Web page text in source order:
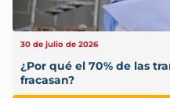
30 de julio de 2026
¿Por qué el 70% de las
fracasan?